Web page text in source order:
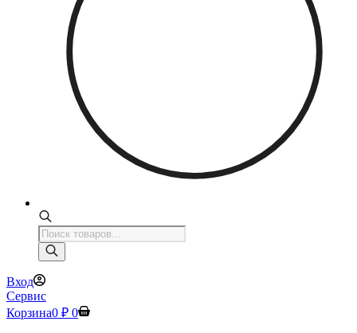
Поиск
товаров
Вход
Сервис
Корзина0 ₽ 0